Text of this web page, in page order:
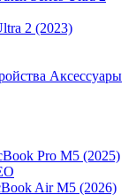
2 (2023)
Аксессуары
Pro M5 (2025)
Air M5 (2026)